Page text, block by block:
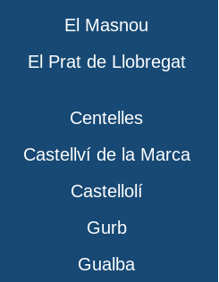
El Masnou
El Prat de Llobregat
Centelles
Castellví de la Marca
Castellolí
Gurb
Gualba